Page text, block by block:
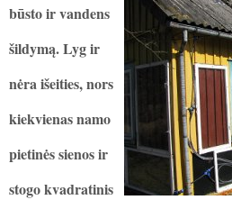
būsto ir vandens
šildymą. Lyg ir
nėra išeities, nors
kiekvienas namo
pietinės sienos ir
stogo kvadratinis